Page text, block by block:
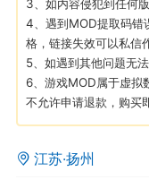
MOD下载
大人
Lv.8
3、如内容侵犯到任何
4、遇到MOD提取码错
格，链接失效可以私信
5、如遇到其他问题无
6、游戏MOD属于虚拟
不允许申请退款，购买
江苏·扬州